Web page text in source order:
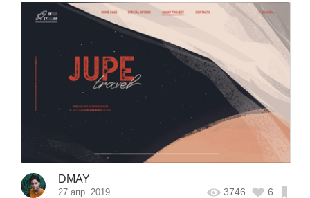
DMAY
27 апр. 2019 3746 6